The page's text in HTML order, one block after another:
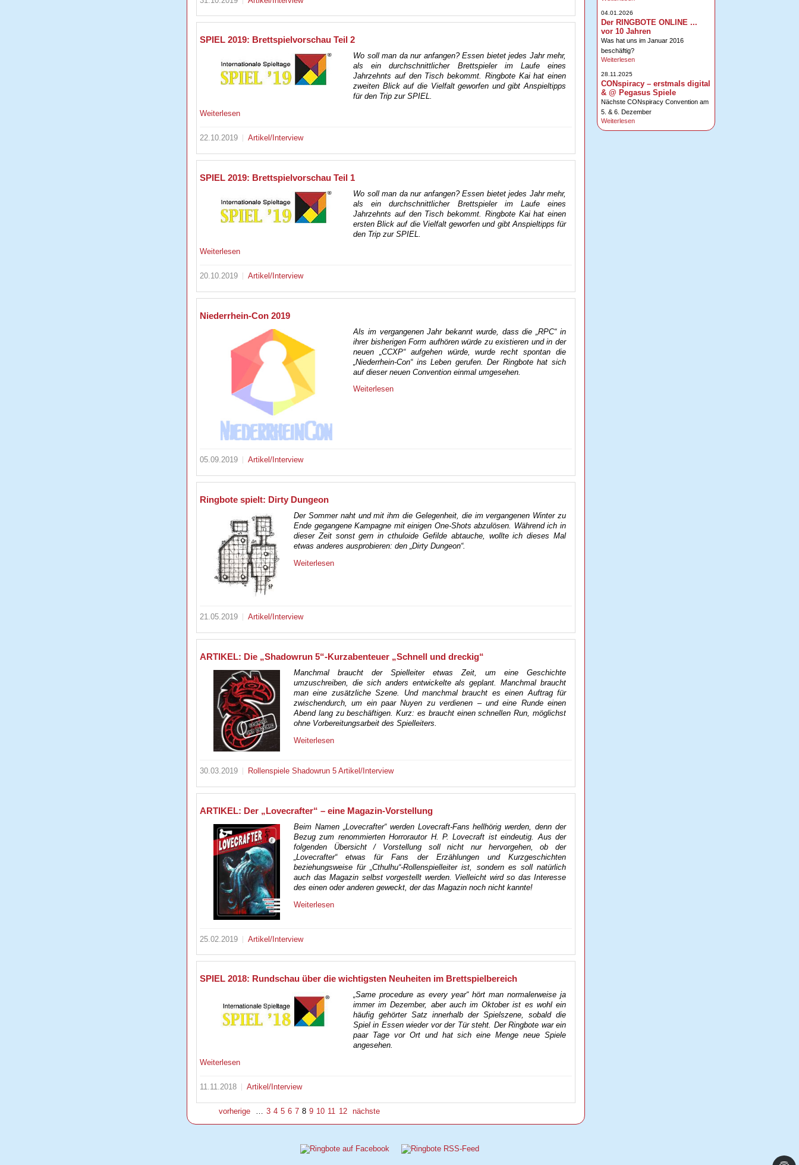
SPIEL 2019: Brettspielvorschau Teil 2
Wo soll man da nur anfangen? Essen bietet jedes Jahr mehr,
als ein durchschnittlicher Brettspieler im Laufe eines
Jahrzehnts auf den Tisch bekommt. Ringbote Kai hat einen
zweiten Blick auf die Vielfalt geworfen und gibt Anspieltipps
für den Trip zur SPIEL.
Weiterlesen
22.10.2019 Artikel/Interview
SPIEL 2019: Brettspielvorschau Teil 1
Wo soll man da nur anfangen? Essen bietet jedes Jahr mehr,
als ein durchschnittlicher Brettspieler im Laufe eines
Jahrzehnts auf den Tisch bekommt. Ringbote Kai hat einen
ersten Blick auf die Vielfalt geworfen und gibt Anspieltipps für
den Trip zur SPIEL.
Weiterlesen
20.10.2019 Artikel/Interview
Niederrhein-Con 2019
Als im vergangenen Jahr bekannt wurde, dass die „RPC“ in
ihrer bisherigen Form aufhören würde zu existieren und in der
neuen „CCXP“ aufgehen würde, wurde recht spontan die
„Niederrhein-Con“ ins Leben gerufen. Der Ringbote hat sich
auf dieser neuen Convention einmal umgesehen.
Weiterlesen
05.09.2019 Artikel/Interview
Ringbote spielt: Dirty Dungeon
Der Sommer naht und mit ihm die Gelegenheit, die im vergangenen Winter zu
Ende gegangene Kampagne mit einigen One-Shots abzulösen. Während ich in
dieser Zeit sonst gern in cthuloide Gefilde abtauche, wollte ich dieses Mal
etwas anderes ausprobieren: den „Dirty Dungeon“.
Weiterlesen
21.05.2019 Artikel/Interview
ARTIKEL: Die „Shadowrun 5“-Kurzabenteuer „Schnell und dreckig“
Manchmal braucht der Spielleiter etwas Zeit, um eine Geschichte
umzuschreiben, die sich anders entwickelte als geplant. Manchmal braucht
man eine zusätzliche Szene. Und manchmal braucht es einen Auftrag für
zwischendurch, um ein paar Nuyen zu verdienen – und eine Runde einen
Abend lang zu beschäftigen. Kurz: es braucht einen schnellen Run, möglichst
ohne Vorbereitungsarbeit des Spielleiters.
Weiterlesen
30.03.2019 Rollenspiele Shadowrun 5 Artikel/Interview
ARTIKEL: Der „Lovecrafter“ – eine Magazin-Vorstellung
Beim Namen „Lovecrafter“ werden Lovecraft-Fans hellhörig werden, denn der
Bezug zum renommierten Horrorautor H. P. Lovecraft ist eindeutig. Aus der
folgenden Übersicht / Vorstellung soll nicht nur hervorgehen, ob der
„Lovecrafter“ etwas für Fans der Erzählungen und Kurzgeschichten
beziehungsweise für „Cthulhu“-Rollenspielleiter ist, sondern es soll natürlich
auch das Magazin selbst vorgestellt werden. Vielleicht wird so das Interesse
des einen oder anderen geweckt, der das Magazin noch nicht kannte!
Weiterlesen
25.02.2019 Artikel/Interview
SPIEL 2018: Rundschau über die wichtigsten Neuheiten im Brettspielbereich
„Same procedure as every year“ hört man normalerweise ja
immer im Dezember, aber auch im Oktober ist es wohl ein
häufig gehörter Satz innerhalb der Spielszene, sobald die
Spiel in Essen wieder vor der Tür steht. Der Ringbote war ein
paar Tage vor Ort und hat sich eine Menge neue Spiele
angesehen.
Weiterlesen
11.11.2018 Artikel/Interview
vorherige 3 4 5 6 7 8 9 10 11 12 nächste
04.01.2026
Der RINGBOTE ONLINE ...
vor 10 Jahren
Was hat uns im Januar 2016
beschäftig?
Weiterlesen
28.11.2025
CONspiracy – erstmals digital
& @ Pegasus Spiele
Nächste CONspiracy Convention am
5. & 6. Dezember
Weiterlesen